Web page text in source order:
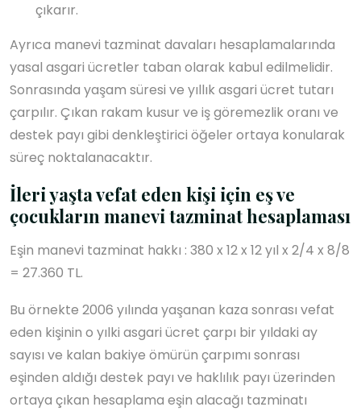
çıkarır.
Ayrıca manevi tazminat davaları hesaplamalarında
yasal asgari ücretler taban olarak kabul edilmelidir.
Sonrasında yaşam süresi ve yıllık asgari ücret tutarı
çarpılır. Çıkan rakam kusur ve iş göremezlik oranı ve
destek payı gibi denkleştirici öğeler ortaya konularak
süreç noktalanacaktır.
İleri yaşta vefat eden kişi için eş ve
çocukların manevi tazminat hesaplaması
Eşin manevi tazminat hakkı : 380 x 12 x 12 yıl x 2/4 x 8/8
= 27.360 TL.
Bu örnekte 2006 yılında yaşanan kaza sonrası vefat
eden kişinin o yılki asgari ücret çarpı bir yıldaki ay
sayısı ve kalan bakiye ömürün çarpımı sonrası
eşinden aldığı destek payı ve haklılık payı üzerinden
ortaya çıkan hesaplama eşin alacağı tazminatı